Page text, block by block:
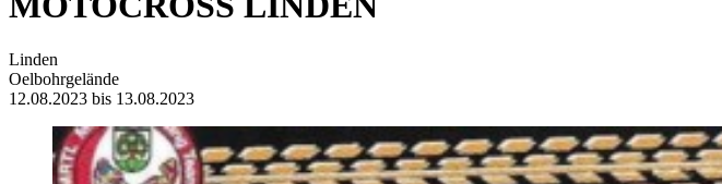
Linden
Oelbohrgelände
12.08.2023 bis 13.08.2023